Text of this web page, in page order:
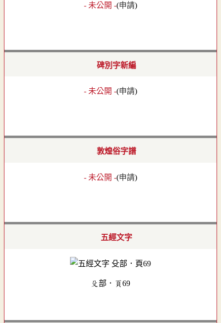
- 未公開 -(申請)
碑別字新編
- 未公開 -(申請)
敦煌俗字譜
- 未公開 -(申請)
五經文字
殳部．頁69